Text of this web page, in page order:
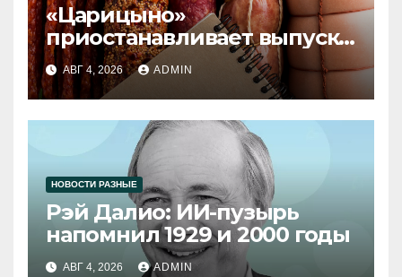
«Царицыно»
приостанавливает выпуск
продукции
АВГ 4, 2026 ADMIN
НОВОСТИ РАЗНЫЕ
Рэй Далио: ИИ-пузырь
напомнил 1929 и 2000 годы
АВГ 4, 2026 ADMIN